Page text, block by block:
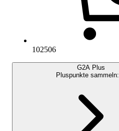
102506
G2A Plus
Pluspunkte sammeln: